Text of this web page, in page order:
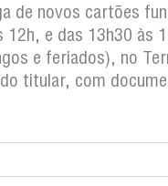
de novos cartões
12h, e das 13h30 às
e feriados), no
titular, com